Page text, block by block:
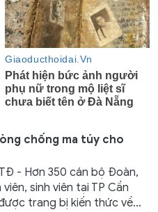
chống ma túy cho
- Hơn 350 cán bộ Đoàn,
sinh viên tại TP Cần
trang bị kiến thức về...